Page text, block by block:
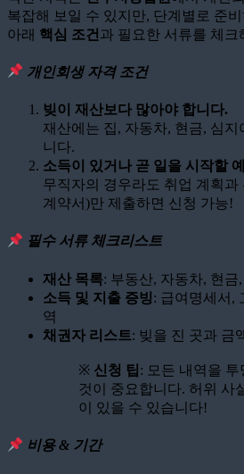
복잡해 보일 수 있지만, 단계별로 준
아래 핵심 조건 과 필요한 서류를 체크
개인회생 자격 조건
빚이 재산보다 많아야 합니다.
재산에는 집, 자동차, 현금, 심
니다.
소득이 있거나 곧 일을 시작할
무직자의 경우라도 취업 계획과
계약서)만 제출하면 신청 가능!
필수 서류 체크리스트
재산 목록: 부동산, 자동차, 현금
소득 및 지출 증빙: 급여명세서,
역
채권자 리스트: 빚을 진 곳과 금
※ 신청 팁 : 모든 내역을
것이 중요합니다. 허위 사
이 있을 수 있습니다!
비용 & 기간